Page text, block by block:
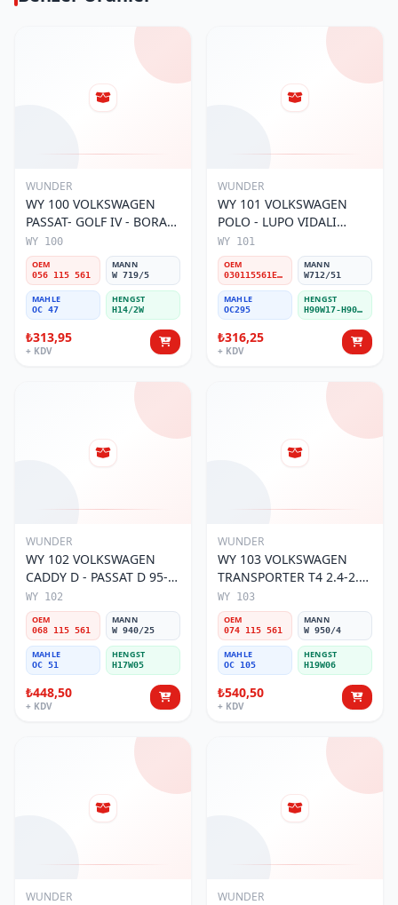
WUNDER
WY 100 VOLKSWAGEN
PASSAT- GOLF IV - BORA
056 115 561 Yağ Filtresi
WY 100
OEM
056 115 561
MANN
W 719/5
MAHLE
OC 47
HENGST
H14/2W
₺313,95
+ KDV
WUNDER
WY 101 VOLKSWAGEN
POLO - LUPO VIDALI
030115561E Yağ Filtresi
WY 101
OEM
030115561E / 030115561AA / 030115561AB / 030115561AD
MANN
W712/51
MAHLE
OC295
HENGST
H90W17-H90W11
₺316,25
+ KDV
WUNDER
WY 102 VOLKSWAGEN
CADDY D - PASSAT D 95-
01 068 115 561 Yağ
Filtresi
WY 102
OEM
068 115 561
MANN
W 940/25
MAHLE
OC 51
HENGST
H17W05
₺448,50
+ KDV
WUNDER
WY 103 VOLKSWAGEN
TRANSPORTER T4 2.4-2.5
MOTOR 074 115 561 Yağ
Filtresi
WY 103
OEM
074 115 561
MANN
W 950/4
MAHLE
OC 105
HENGST
H19W06
₺540,50
+ KDV
WUNDER WUNDER